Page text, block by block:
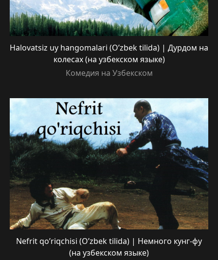
Halovatsiz uy hangomalari (O’zbek tilida) | Дурдом на
колесах (на узбекском языке)
Комедия на Узбекском
Nefrit qo’riqchisi (O’zbek tilida) | Немного кунг-фу
(на узбекском языке)